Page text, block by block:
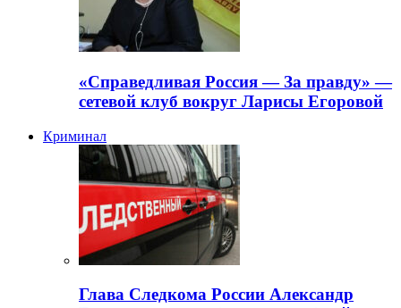
«Справедливая Россия — За правду» —
сетевой клуб вокруг Ларисы Егоровой
Криминал
Глава Следкома России Александр